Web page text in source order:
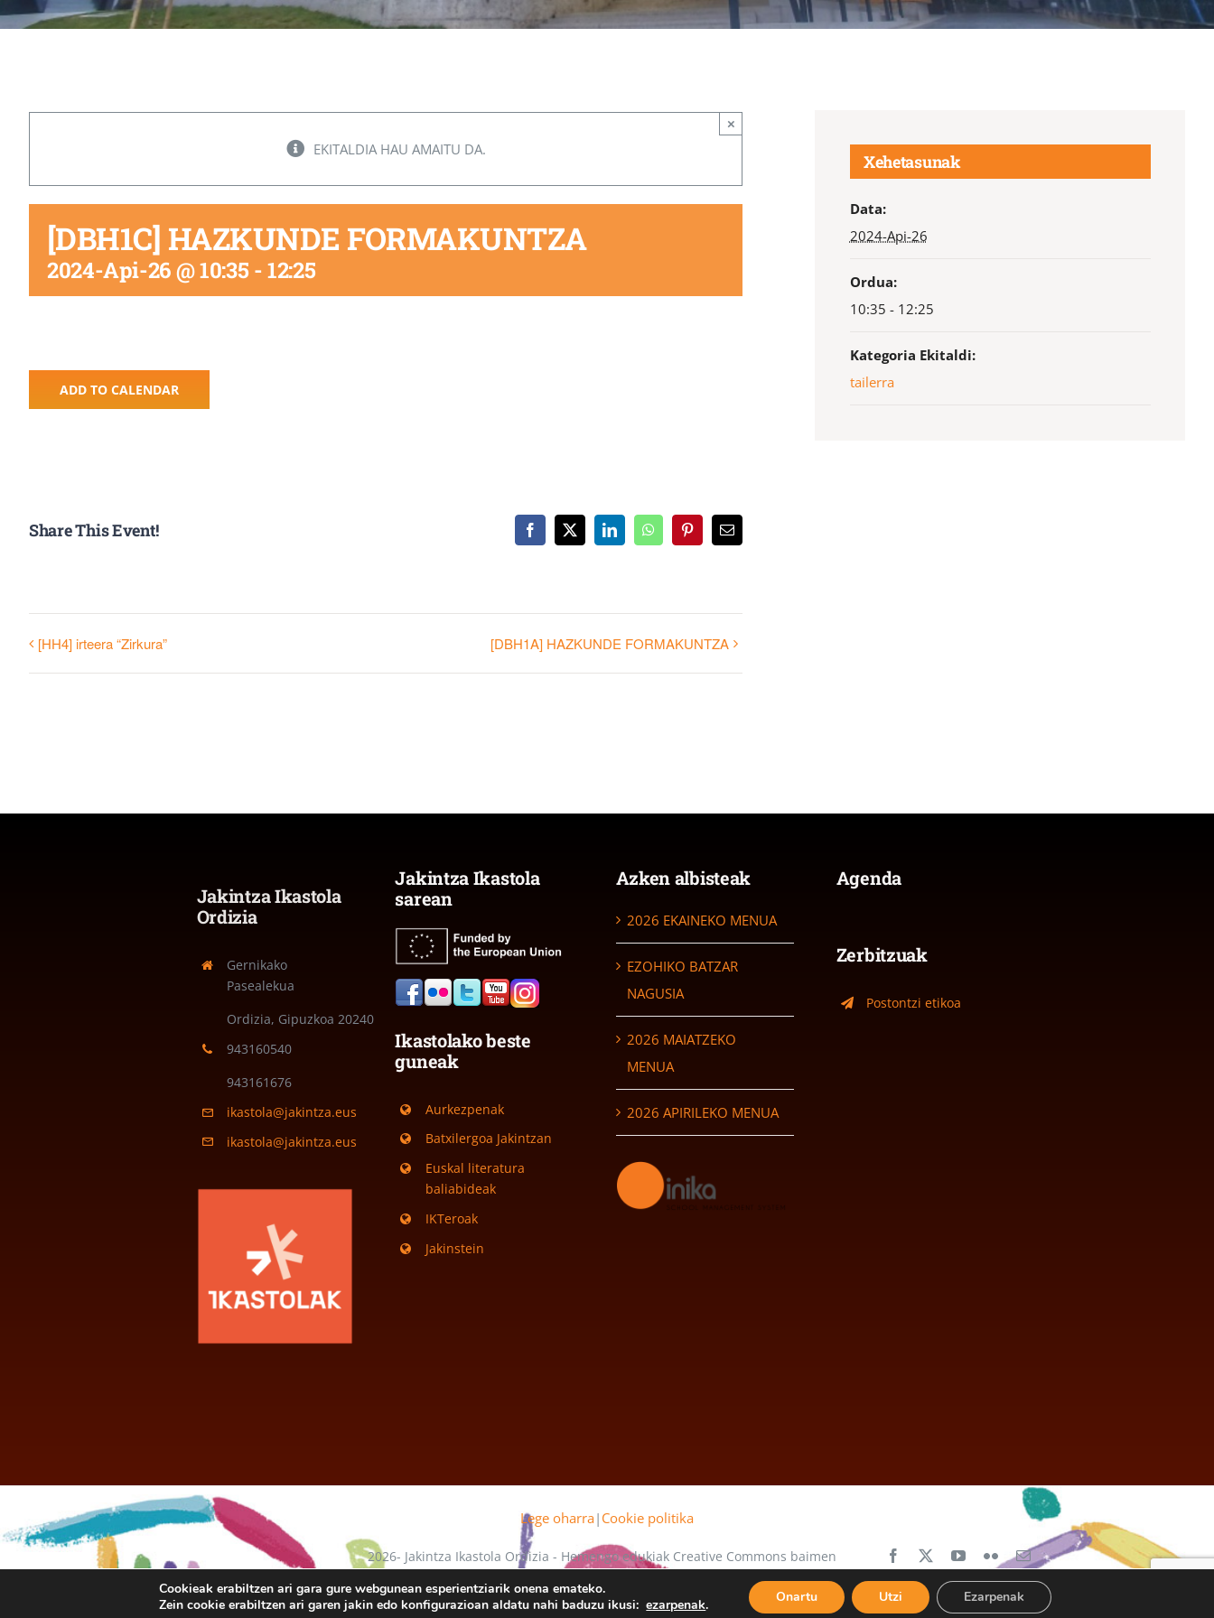
EKITALDIA HAU AMAITU DA.
×
[DBH1C] HAZKUNDE FORMAKUNTZA
2024-Api-26 @ 10:35-12:25
ADD TO CALENDAR
Share This Event! Facebook
X LinkedInWhatsAppPinterestEmail
[HH4] irteera “Zirkura” [DBH1A] HAZKUNDE FORMAKUNTZA
Xehetasunak
Data:
2024-Api-26
Ordua:
10:35 - 12:25
Kategoria Ekitaldi:
tailerra
Jakintza Ikastola
Ordizia
Gernikako
Pasealekua
Ordizia, Gipuzkoa20240
943160540
943161676
ikastola@jakintza.eus
ikastola@jakintza.eus
Jakintza Ikastola
sarean
Ikastolako beste
guneak
Aurkezpenak
Batxilergoa Jakintzan
Euskal literatura
baliabideak
IKTeroak
Jakinstein
Azken albisteak
2026 EKAINEKO MENUA
EZOHIKO BATZAR
NAGUSIA
2026 MAIATZEKO
MENUA
2026 APIRILEKO MENUA
Agenda
Zerbitzuak
Postontzi etikoa
Lege oharra| Cookie politika
2026- Jakintza Ikastola Ordizia - Hemengo edukiak Creative Commons baimen
baten mende daude
Cookieak erabiltzen ari gara gure webgunean esperientziarik onena emateko.
Zein cookie erabiltzen ari garen jakin edo konfigurazioan aldatu nahi baduzu ikusi:ezarpenak. Onartu Utzi Ezarpenak